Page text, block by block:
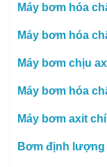
Máy bơm hóa
Máy bơm hóa
Máy bơm chịu
Máy bơm hóa
Máy bơm axit
Bơm định lượng